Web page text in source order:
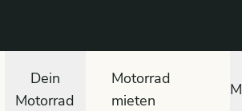
Dein
Motorrad
Motorrad
mieten